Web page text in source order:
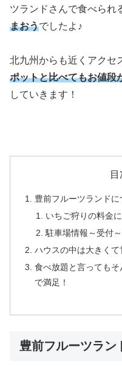
ツランドさんで食べられ
まおうでしたよ♪
北九州からも近くアクセ
ポットと比べてもお値段
していきます！
目
豊前フルーツランドに
いちご狩りの料金
駐車場情報～受付
ハウスの中は大きくて
食べ放題と言っても
で満足！
豊前フルーツラン